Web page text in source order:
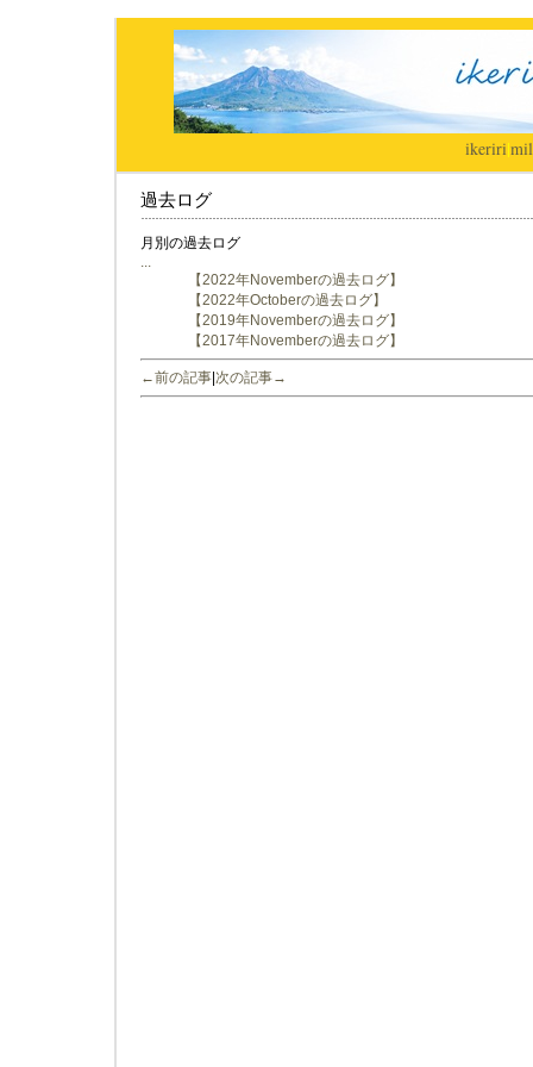
ikeriri|
過去ログ
月別の過去ログ
...
【2022年Novemberの過去ログ】
【2022年Octoberの過去ログ】
【2019年Novemberの過去ログ】
【2017年Novemberの過去ログ】
←前の記事 次の記事→